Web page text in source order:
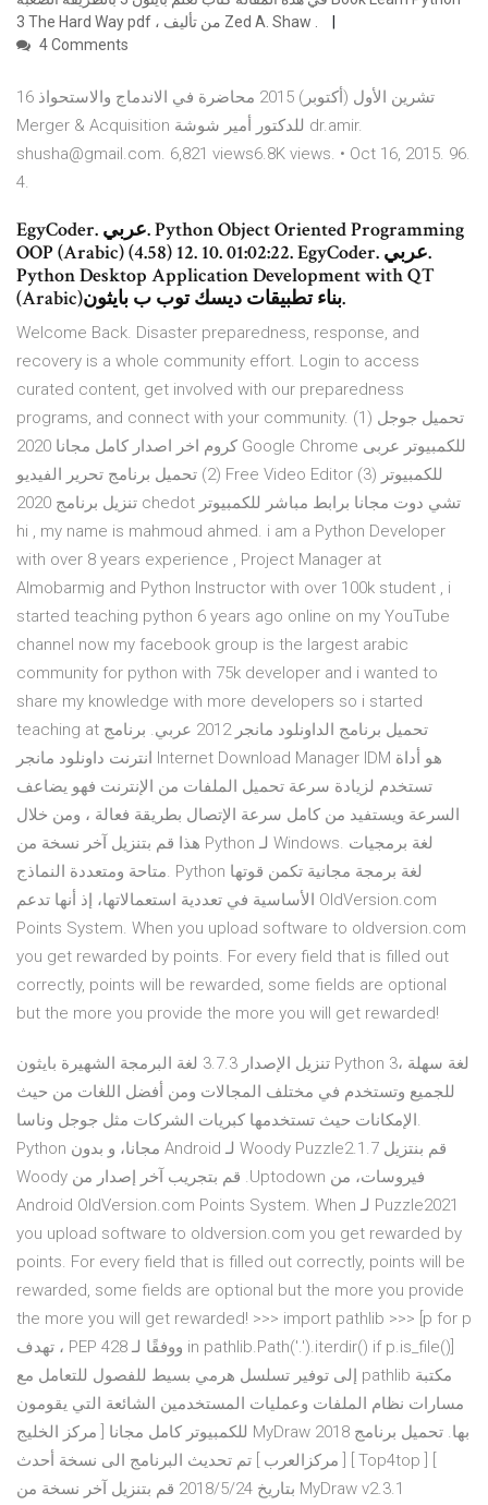
3 The Hard Way pdf ، من تأليف Zed A. Shaw .
4 Comments
16 تشرين الأول (أكتوبر) 2015 محاضرة في الاندماج والاستحواذ
Merger & Acquisition للدكتور أمير شوشة dr.amir.
shusha@gmail.com. 6,821 views6.8K views. • Oct 16, 2015. 96.
4.
EgyCoder. عربي. Python Object Oriented Programming
OOP (Arabic) (4.58) 12. 10. 01:02:22. EgyCoder. عربي.
Python Desktop Application Development with QT
(Arabic)بناء تطبيقات ديسك توب ب بايثون.
Welcome Back. Disaster preparedness, response, and
recovery is a whole community effort. Login to access
curated content, get involved with our preparedness
programs, and connect with your community. (1) تحميل جوجل
كروم اخر اصدار كامل مجانا 2020 Google Chrome للكمبيوتر عربى
(2) تحميل برنامج تحرير الفيديو Free Video Editor للكمبيوتر (3)
تنزيل برنامج 2020 chedot تشي دوت مجانا برابط مباشر للكمبيوتر
hi , my name is mahmoud ahmed. i am a Python Developer
with over 8 years experience , Project Manager at
Almobarmig and Python Instructor with over 100k student , i
started teaching python 6 years ago online on my YouTube
channel now my facebook group is the largest arabic
community for python with 75k developer and i wanted to
share my knowledge with more developers so i started
teaching at تحميل برنامج الداونلود مانجر 2012 عربي. برنامج
انترنت داونلود مانجر Internet Download Manager IDM هو أداة
تستخدم لزيادة سرعة تحميل الملفات من الإنترنت فهو يضاعف
السرعة ويستفيد من كامل سرعة الإتصال بطريقة فعالة ، ومن خلال
هذا قم بتنزيل آخر نسخة من Python لـ Windows. لغة برمجيات
متاحة ومتعددة النماذج. Python لغة برمجة مجانية تكمن قوتها
الأساسية في تعددية استعمالاتها، إذ أنها تدعم OldVersion.com
Points System. When you upload software to oldversion.com
you get rewarded by points. For every field that is filled out
correctly, points will be rewarded, some fields are optional
but the more you provide the more you will get rewarded!
تنزيل الإصدار 3.7.3 لغة البرمجة الشهيرة بايثون Python 3، لغة سهلة
للجميع وتستخدم في مختلف المجالات ومن أفضل اللغات من حيث
الإمكانات حيث تستخدمها كبريات الشركات مثل جوجل وناسا.
Python ‫قم بنتزيل Woody Puzzle2.1.7 لـ Android مجانا، و بدون
فيروسات، من Uptodown. قم بتجريب آخر إصدار من Woody
Puzzle2021 لـ Android OldVersion.com Points System. When
you upload software to oldversion.com you get rewarded by
points. For every field that is filled out correctly, points will be
rewarded, some fields are optional but the more you provide
the more you will get rewarded! >>> import pathlib >>> [p for p
in pathlib.Path('.').iterdir() if p.is_file()] ووفقًا لـ PEP 428 ، تهدف
مكتبة pathlib إلى توفير تسلسل هرمي بسيط للفصول للتعامل مع
مسارات نظام الملفات وعمليات المستخدمين الشائعة التي يقومون
بها. تحميل برنامج MyDraw 2018 للكمبيوتر كامل مجانا [ مركز الخليج
] [ Top4top ] [ مركزالعرب ] تم تحديث البرنامج الى نسخة أحدث
MyDraw v2.3.1 بتاريخ 2018/5/24 قم بتنزيل آخر نسخة من